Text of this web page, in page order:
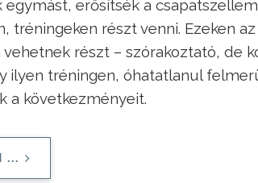
egymást, erősítsék a
tréningeken részt venni. Ezeken
vehetnek részt – szórakoztató, de
ilyen tréningen, óhatatlanul
a következményeit.
...